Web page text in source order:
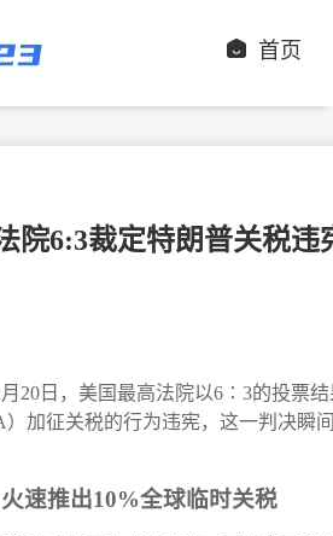
首页
院6:3裁定特朗普关税
月20日，美国最高法院以6∶3的投票
）加征关税的行为违宪，这一判决瞬
速推出10%全球临时关税